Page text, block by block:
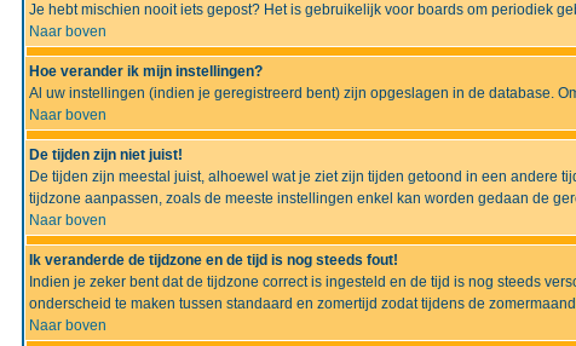
Je hebt mischien nooit iets gepost? Het is gebruikelijk voor boards om periodiek
Naar boven
Hoe verander ik mijn instellingen?
Al uw instellingen (indien je geregistreerd bent) zijn opgeslagen in de database.
Naar boven
De tijden zijn niet juist!
De tijden zijn meestal juist, alhoewel wat je ziet zijn tijden getoond in een andere
tijdzone aanpassen, zoals de meeste instellingen enkel kan worden gedaan de
Naar boven
Ik veranderde de tijdzone en de tijd is nog steeds fout!
Indien je zeker bent dat de tijdzone correct is ingesteld en de tijd is nog steeds
onderscheid te maken tussen standaard en zomertijd zodat tijdens de
Naar boven